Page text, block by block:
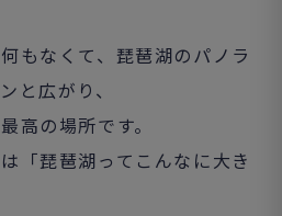
もなくて、琵琶湖のパノラ
と広がり、
高の場所です。
「琵琶湖ってこんなに大き